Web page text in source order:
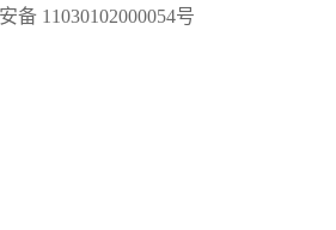
备 11030102000054号